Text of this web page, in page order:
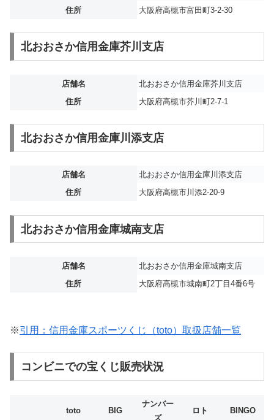
住所
大阪府高槻市富田町3-2-30
北おおさか信用金庫芥川支店
店舗名
北おおさか信用金庫芥川支店
住所
大阪府高槻市芥川町2-7-1
北おおさか信用金庫川添支店
店舗名
北おおさか信用金庫川添支店
住所
大阪府高槻市川添2-20-9
北おおさか信用金庫城南支店
店舗名
北おおさか信用金庫城南支店
住所
大阪府高槻市城南町2丁目4番6号
※引用：信用金庫スポーツくじ（toto）取扱店舗一覧
コンビニでの宝くじ販売状況
toto BIG
ナンバー
ズ
ロト BINGO